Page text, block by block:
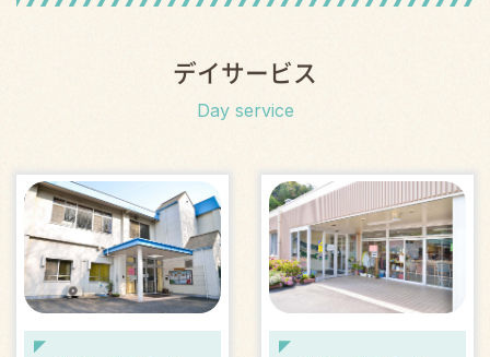
デイサービス
Day service